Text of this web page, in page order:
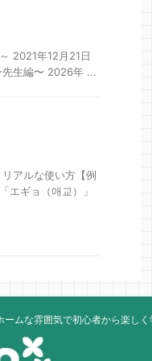
2021年12月21日
先生編〜 2026年 ...
アルな使い方【例
エギョ（애교）」
ムな雰囲気で初心者から楽しく